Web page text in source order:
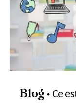
Blog Ce